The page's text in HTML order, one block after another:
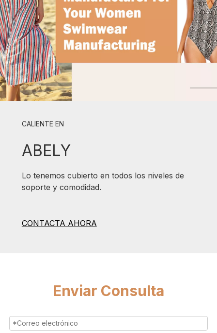
CALIENTE EN
ABELY
Lo tenemos cubierto en todos los niveles de
soporte y comodidad.
CONTACTA AHORA
Enviar Consulta